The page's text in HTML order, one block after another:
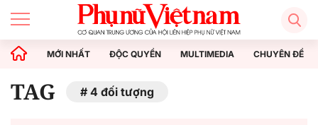
MỚI NHẤT ĐỘC QUYỀN MULTIMEDIA CHUYÊN ĐỀ
TAG 4 đối tượng